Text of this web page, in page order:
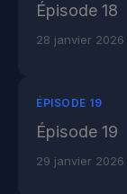
Épisode 18
28 janvier 2026
ÉPISODE 19
Épisode 19
29 janvier 2026